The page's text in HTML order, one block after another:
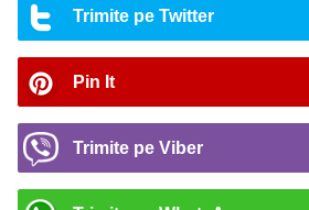
Trimite pe Twitter
Pin It
Trimite pe Viber